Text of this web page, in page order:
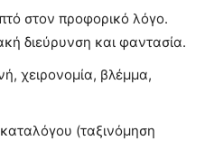
στον προφορικό λόγο.
διεύρυνση και φαντασία.
χειρονομία, βλέμμα,
(ταξινόμηση